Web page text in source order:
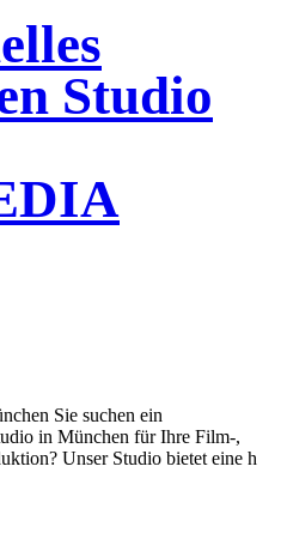
Studio
Sie suchen ein
in München für Ihre Film-,
Unser Studio bietet eine h